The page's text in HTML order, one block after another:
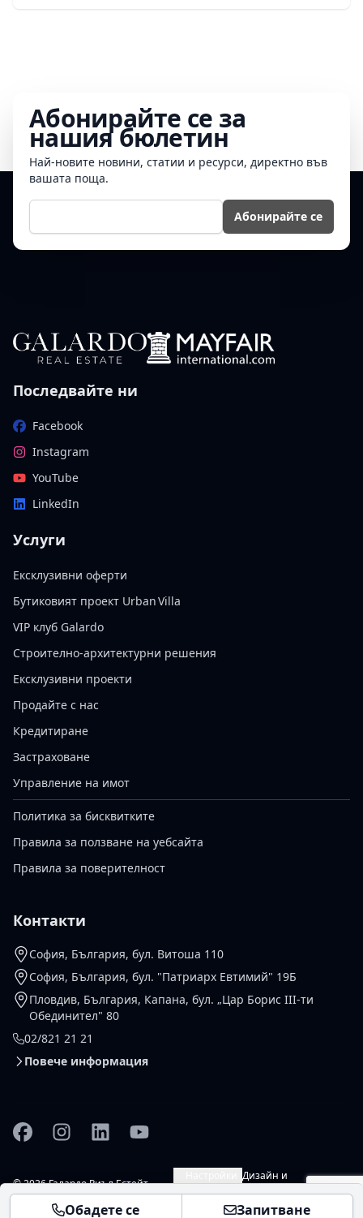
Обадете се Запитване
Абонирайте се за
нашия бюлетин
Най-новите новини, статии и ресурси, директно във
вашата поща.
Е-мейл
Абонирайте се
Последвайте ни
Facebook
Instagram
YouTube
LinkedIn
Услуги
Ексклузивни оферти
Бутиковият проект Urban Villa
VIP клуб Galardo
Строително-архитектурни решения
Ексклузивни проекти
Продайте с нас
Кредитиране
Застраховане
Управление на имот
Политика за бисквитките
Правила за ползване на уебсайта
Правила за поверителност
Контакти
София, България, бул. Витоша 110
София, България, бул. "Патриарх Евтимий" 19Б
Пловдив, България, Капана, бул. „Цар Борис III-ти
Обединител" 80
02/821 21 21
Повече информация
FacebookInstagramLinkedinYouTube
© 2026 Галардо Риъл Естейт
за
бисквитки
Дизайн и
разраоботка
-
vladko.dev